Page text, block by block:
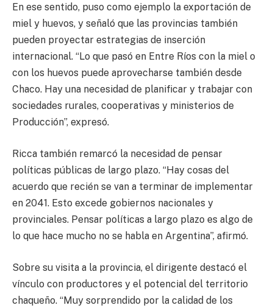
En ese sentido, puso como ejemplo la exportación de
miel y huevos, y señaló que las provincias también
pueden proyectar estrategias de inserción
internacional. “Lo que pasó en Entre Ríos con la miel o
con los huevos puede aprovecharse también desde
Chaco. Hay una necesidad de planificar y trabajar con
sociedades rurales, cooperativas y ministerios de
Producción”, expresó.
Ricca también remarcó la necesidad de pensar
políticas públicas de largo plazo. “Hay cosas del
acuerdo que recién se van a terminar de implementar
en 2041. Esto excede gobiernos nacionales y
provinciales. Pensar políticas a largo plazo es algo de
lo que hace mucho no se habla en Argentina”, afirmó.
Sobre su visita a la provincia, el dirigente destacó el
vínculo con productores y el potencial del territorio
chaqueño. “Muy sorprendido por la calidad de los